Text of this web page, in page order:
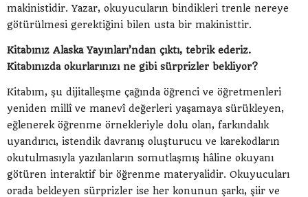
makinistidir. Yazar, okuyucuların bindikleri trenle nereye
götürülmesi gerektiğini bilen usta bir makinisttir.
Kitabınız Alaska Yayınları’ndan çıktı, tebrik ederiz.
Kitabınızda okurlarınızı ne gibi sürprizler bekliyor?
Kitabım, şu dijitalleşme çağında öğrenci ve öğretmenleri
yeniden millî ve manevî değerleri yaşamaya sürükleyen,
eğlenerek öğrenme örnekleriyle dolu olan, farkındalık
uyandırıcı, istendik davranış oluşturucu ve karekodların
okutulmasıyla yazılanların somutlaşmış hâline okuyanı
götüren interaktif bir öğrenme materyalidir. Okuyucuları
orada bekleyen sürprizler ise her konunun şarkı, şiir ve